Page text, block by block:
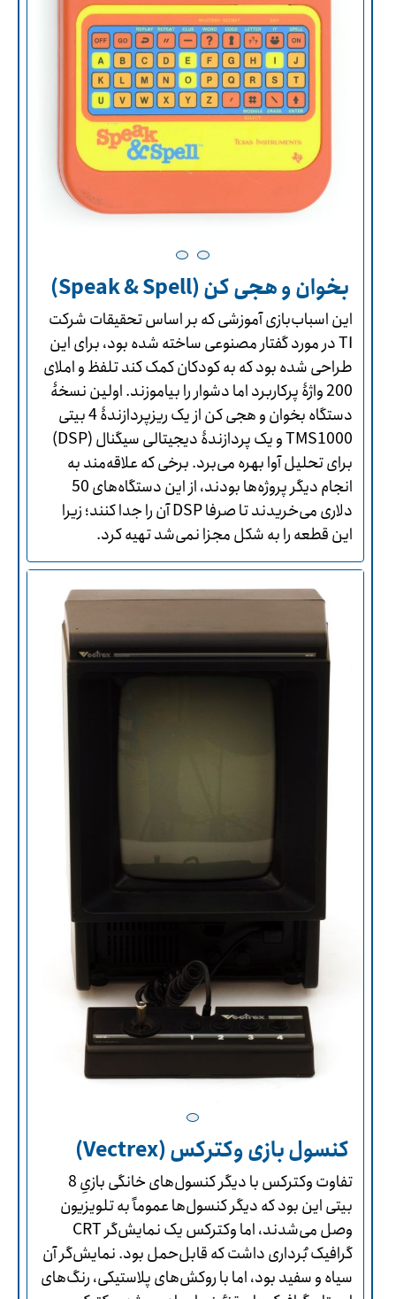
بخوان و هجی کن (Speak & Spell)
این اسباب‌بازی آموزشی که بر اساس تحقیقات شرکت
TI در مورد گفتار مصنوعی ساخته شده بود، برای این
طراحی شده بود که به کودکان کمک کند تلفظ و املای
200 واژۀ پرکاربرد اما دشوار را بیاموزند. اولین نسخۀ
دستگاه بخوان و هجی کن از یک ریزپردازندۀ 4 بیتی
TMS1000 و یک پردازندۀ دیجیتالی سیگنال (DSP)
برای تحلیل آوا بهره می‌برد. برخی که علاقه‌مند به
انجام دیگر پروژه‌ها بودند، از این دستگاه‌های 50
دلاری می‌خریدند تا صرفا DSP آن را جدا کنند؛ زیرا
این قطعه را به شکل مجزا نمی‌شد تهیه کرد.
کنسول بازی وکترکس (Vectrex)
تفاوت وکترکس با دیگر کنسول‌های خانگی بازیِ 8
بیتی این بود که دیگر کنسول‌ها عموماً به تلویزیون
وصل می‌شدند، اما وکترکس یک نمایش‌گر CRT
گرافیک بُرداری داشت که قابل‌حمل بود. نمایش‌گر آن
سیاه و سفید بود، اما با روکش‌های پلاستیکی، رنگ‌های